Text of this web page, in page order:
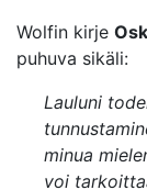
Wolfin kirje
puhuva sikäli:
Lauluni
minua
voi